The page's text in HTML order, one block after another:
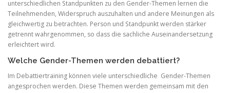
unterschiedlichen Standpunkten zu den Gender-Themen lernen die
Teilnehmenden, Widerspruch auszuhalten und andere Meinungen als
gleichwertig zu betrachten. Person und Standpunkt werden stärker
getrennt wahrgenommen, so dass die sachliche Auseinandersetzung
erleichtert wird.
Welche Gender-Themen werden debattiert?
Im Debattiertraining können viele unterschiedliche Gender-Themen
angesprochen werden. Diese Themen werden gemeinsam mit den